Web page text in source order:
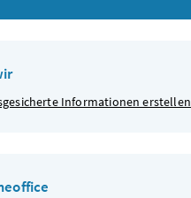
Informationen erstellen